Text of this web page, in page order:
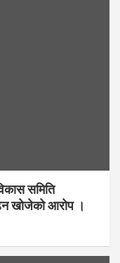
समिति
खोजेको आरोप ।